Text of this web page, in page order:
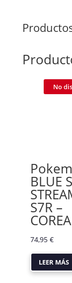
BLUE
S7R –
74,95 €
LEER MÁS
No